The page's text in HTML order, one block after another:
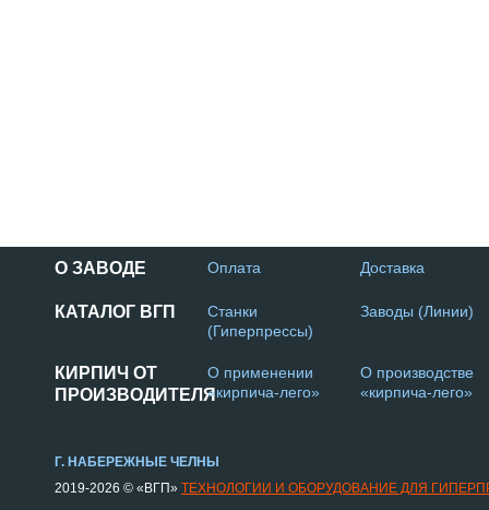
О ЗАВОДЕ Оплата Доставка
КАТАЛОГ ВГП
Станки
(Гиперпрессы)
Заводы (Линии)
КИРПИЧ ОТ
ПРОИЗВОДИТЕЛЯ
О применении
«кирпича-лего»
О производстве
«кирпича-лего»
Г. НАБЕРЕЖНЫЕ ЧЕЛНЫ
2019-2026 © «ВГП» ТЕХНОЛОГИИ И ОБОРУДОВАНИЕ ДЛЯ